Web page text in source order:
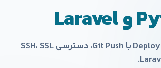
هاست بهینه‌شده برای توسعه‌دهندگان — Deploy با Git Push، دسترسی SSH، SSL